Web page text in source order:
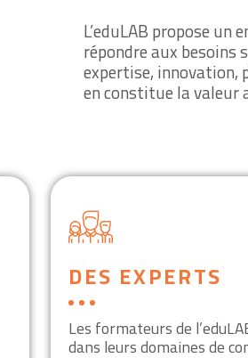
L’eduLAB propose
répondre aux besoins
expertise, innovation,
en constitue la valeur
DES EXPERTS
Les formateurs de
dans leurs domaines de